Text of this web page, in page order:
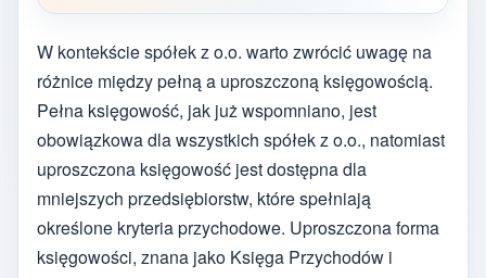
W kontekście spółek z o.o. warto zwrócić uwagę na
różnice między pełną a uproszczoną księgowością.
Pełna księgowość, jak już wspomniano, jest
obowiązkowa dla wszystkich spółek z o.o., natomiast
uproszczona księgowość jest dostępna dla
mniejszych przedsiębiorstw, które spełniają
określone kryteria przychodowe. Uproszczona forma
księgowości, znana jako Księga Przychodów i